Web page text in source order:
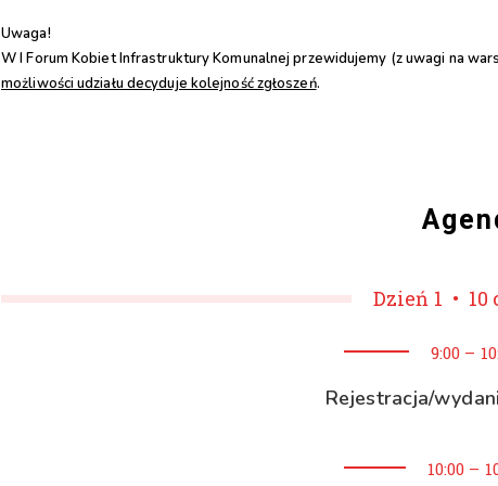
Uwaga!
W I Forum Kobiet Infrastruktury Komunalnej przewidujemy (z uwagi na
możliwości udziału decyduje kolejność zgłoszeń.
Dzień 1 • 10
9:00 –
Rejestracja/
10:00 –